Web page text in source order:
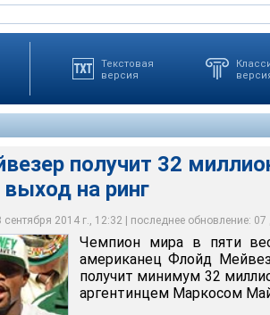
Текстовая
версия
получит 32
на ринг
2014 г., 12:32 | последнее обновление: 07
пяти весовых категориях 37-летний
получит минимум 32 миллиона
Майданой
Чемпион мира в пяти
американец Флойд
получит минимум 32
аргентинцем Маркосом